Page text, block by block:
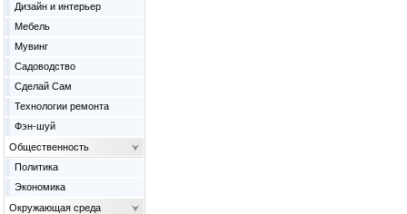
Дизайн и интерьер
Мебель
Мувинг
Садоводство
Сделай Сам
Технологии ремонта
Фэн-шуй
Общественность
Политика
Экономика
Окружающая среда